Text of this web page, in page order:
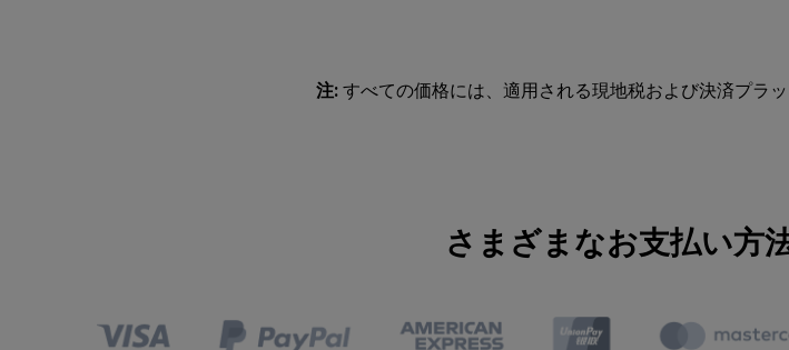
注: すべての価格には、適用される現地税および決済プラ
さまざまなお支払い方